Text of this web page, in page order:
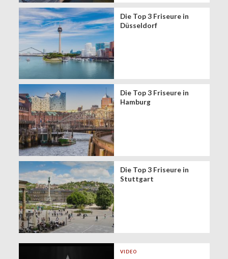
Die Top 3 Friseure in
Düsseldorf
Die Top 3 Friseure in
Hamburg
Die Top 3 Friseure in
Stuttgart
VIDEO